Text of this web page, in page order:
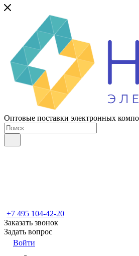
Оптовые поставки электронных
+7 495 104-42-20
Заказать звонок
Задать вопрос
Войти